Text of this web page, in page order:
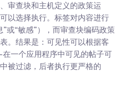
审查块和主机定义的政策运
以选择执行。标签对内容进行
或“敏感”），而审查块编码政策
。结果是：可见性可以根据客
一个应用程序中可见的帖子可
被过滤，后者执行更严格的